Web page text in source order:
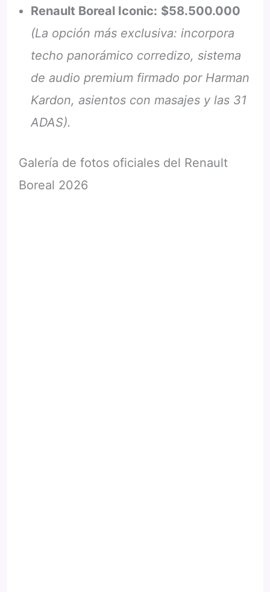
Renault Boreal Iconic: $58.500.000
(La opción más exclusiva: incorpora
techo panorámico corredizo, sistema
de audio premium firmado por Harman
Kardon, asientos con masajes y las 31
ADAS).
Galería de fotos oficiales del Renault
Boreal 2026